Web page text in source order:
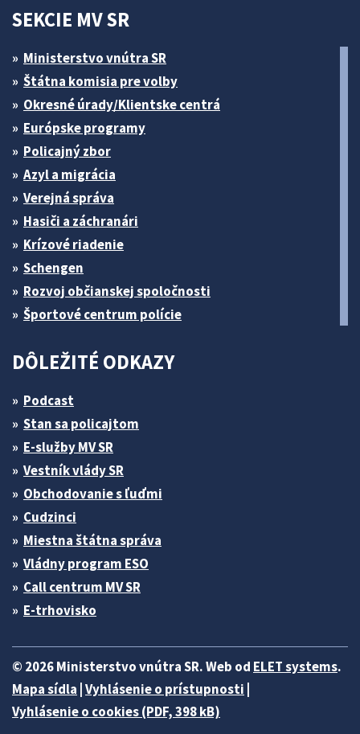
SEKCIE MV SR
Ministerstvo vnútra SR
Štátna komisia pre volby
Okresné úrady/Klientske centrá
Európske programy
Policajný zbor
Azyl a migrácia
Verejná správa
Hasiči a záchranári
Krízové riadenie
Schengen
Rozvoj občianskej spoločnosti
Športové centrum polície
DÔLEŽITÉ ODKAZY
Podcast
Stan sa policajtom
E-služby MV SR
Vestník vlády SR
Obchodovanie s ľuďmi
Cudzinci
Miestna štátna správa
Vládny program ESO
Call centrum MV SR
E-trhovisko
© 2026 Ministerstvo vnútra SR. Web od ELET systems.
Mapa sídla Vyhlásenie o prístupnosti
Vyhlásenie o cookies (PDF, 398 kB)